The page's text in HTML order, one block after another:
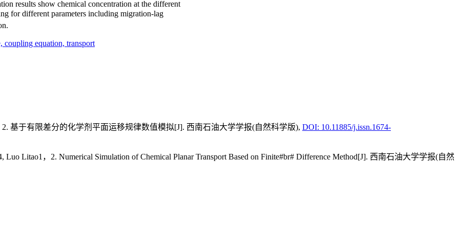
results show chemical concentration at the different
for different parameters including migration-lag
coupling equation, transport
基于有限差分的化学剂平面运移规律数值模拟[J]. 西南石油大学学报(自然科学版), DOI: 10.11885/j.issn.1674-
Litao1，2. Numerical Simulation of Chemical Planar Transport Based on Finite#br# Difference Method[J]. 西南石油大学学报(自然